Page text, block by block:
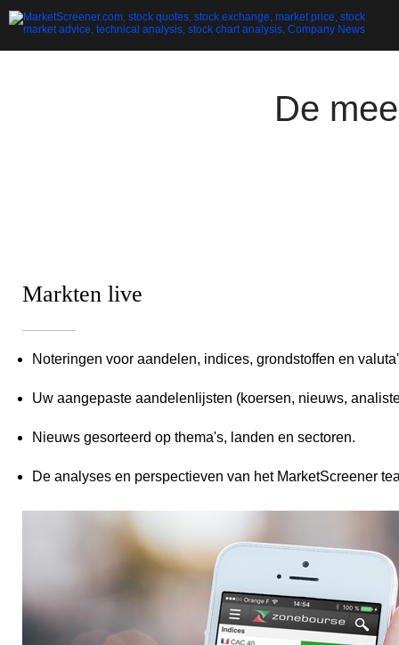
De
Markten live
Noteringen voor aandelen, indices, grondstoffen en
Uw aangepaste aandelenlijsten (koersen, nieuws,
Nieuws gesorteerd op thema's, landen en sectoren.
De analyses en perspectieven van het MarketScreener